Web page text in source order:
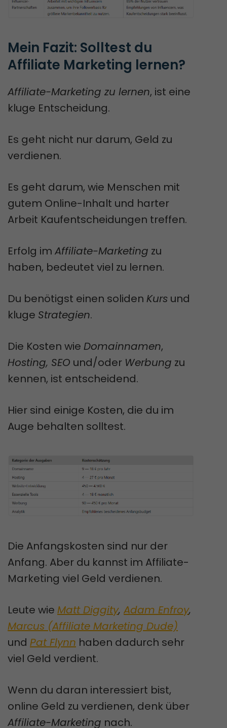
Mein Fazit: Solltest du
Affiliate Marketing lernen?
Affiliate-Marketing zu lernen, ist eine
kluge Entscheidung.
Es geht nicht nur darum, Geld zu
verdienen.
Es geht darum, wie Menschen mit
gutem Online-Inhalt und harter
Arbeit Kaufentscheidungen treffen.
Erfolg im Affiliate-Marketing zu
haben, bedeutet viel zu lernen.
Du benötigst einen soliden Kurs und
kluge Strategien.
Die Kosten wie Domainnamen,
Hosting, SEO und/oder Werbung zu
kennen, ist entscheidend.
Hier sind einige Kosten, die du im
Auge behalten solltest.
Die Anfangskosten sind nur der
Anfang. Aber du kannst im Affiliate-
Marketing viel Geld verdienen.
Leute wie Matt Diggity, Adam Enfroy,
Marcus (Affiliate Marketing Dude)
und Pat Flynn haben dadurch sehr
viel Geld verdient.
Wenn du daran interessiert bist,
online Geld zu verdienen, denk über
Affiliate-Marketing nach.